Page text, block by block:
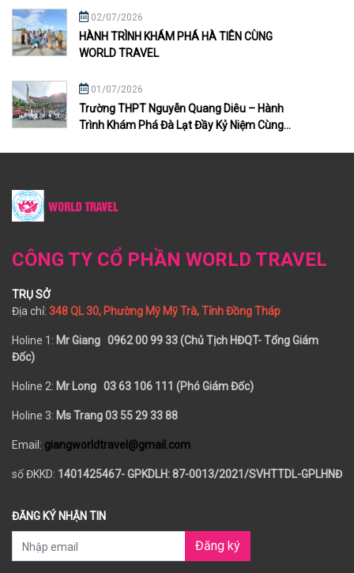
02/07/2026
HÀNH TRÌNH KHÁM PHÁ HÀ TIÊN CÙNG
WORLD TRAVEL
01/07/2026
Trường THPT Nguyễn Quang Diêu – Hành
Trình Khám Phá Đà Lạt Đầy Kỷ Niệm Cùng
CÔNG TY CỔ PHẦN WORLD TRAVEL
TRỤ SỞ
Địa chỉ: 348 QL 30, Phường Mỹ Mỹ Trà, Tỉnh Đồng Tháp
Holine 1: Mr Giang 0962 00 99 33 (Chủ Tịch HĐQT- Tổng Giám
Đốc)
Holine 2: Mr Long 03 63 106 111 (Phó Giám Đốc)
Holine 3: Ms Trang 03 55 29 33 88
Email: giangworldtravel@gmail.com
số ĐKKD: 1401425467- GPKDLH: 87-0013/2021/SVHTTDL-GPLHNĐ
ĐĂNG KÝ NHẬN TIN
Đăng ký